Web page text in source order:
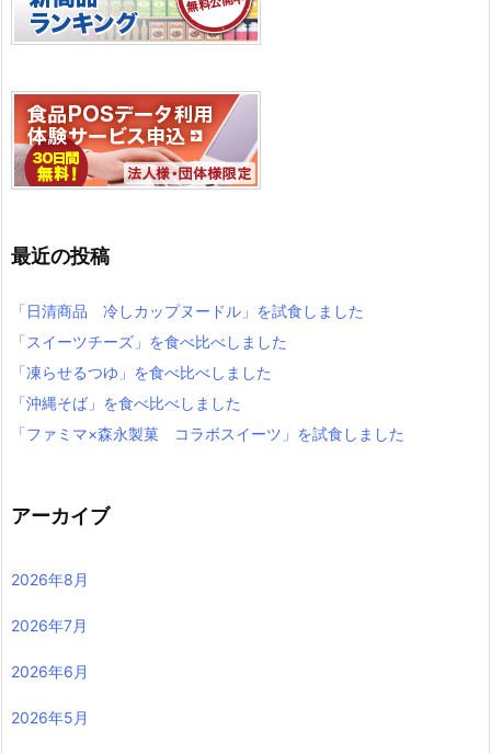
最近の投稿
「日清商品 冷しカップヌードル」を試食しました
「スイーツチーズ」を食べ比べしました
「凍らせるつゆ」を食べ比べしました
「沖縄そば」を食べ比べしました
「ファミマ×森永製菓 コラボスイーツ」を試食しました
アーカイブ
2026年8月
2026年7月
2026年6月
2026年5月